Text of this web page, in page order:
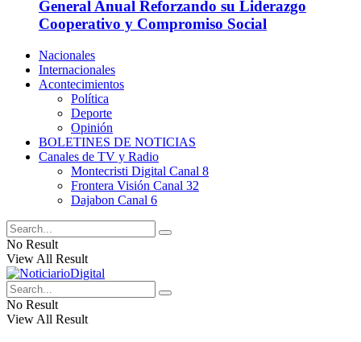
General Anual Reforzando su Liderazgo
Cooperativo y Compromiso Social
Nacionales
Internacionales
Acontecimientos
Política
Deporte
Opinión
BOLETINES DE NOTICIAS
Canales de TV y Radio
Montecristi Digital Canal 8
Frontera Visión Canal 32
Dajabon Canal 6
No Result
View All Result
No Result
View All Result